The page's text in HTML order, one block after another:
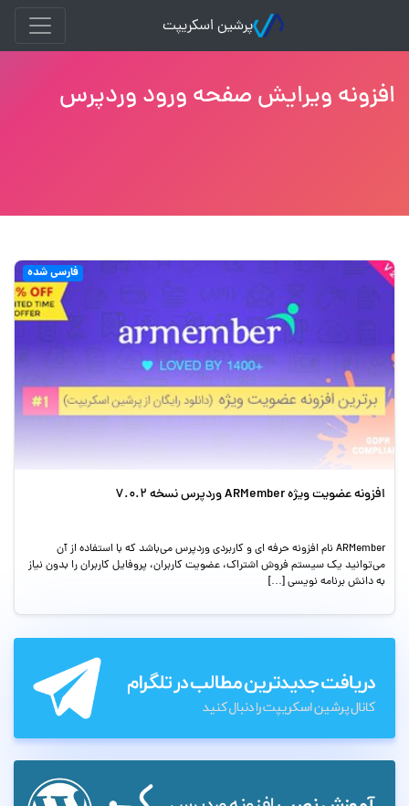
پرشین اسکریپت
افزونه ویرایش صفحه ورود وردپرس
فارسی شده
افزونه عضویت ویژه ARMember وردپرس نسخه 7.0.2
ARMember نام افزونه حرفه ای و کاربردی وردپرس می‌باشد که با استفاده از آن
می‌توانید یک سیستم فروش اشتراک، عضویت کاربران، پروفایل کاربران را بدون نیاز
به دانش برنامه نویسی […]